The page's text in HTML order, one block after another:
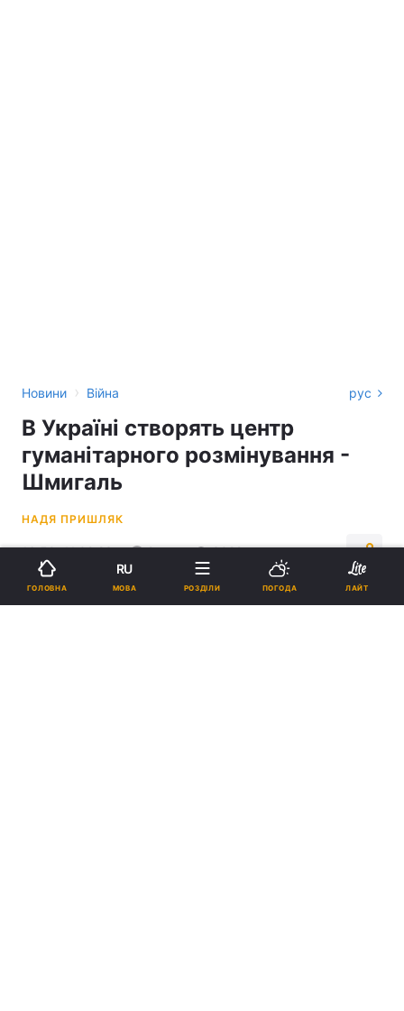
Новини › Війна рус
В Україні створять центр
гуманітарного розмінування -
Шмигаль
НАДЯ ПРИШЛЯК
16:50, 11.02.23 2 хв. 3022
Підпишіться на нас в Google
ГОЛОВНА
RU
МОВА РОЗДІЛИ ПОГОДА ЛАЙТ